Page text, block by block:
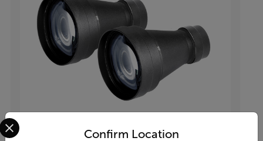
Confirm Location
Select your preferred country and language from the